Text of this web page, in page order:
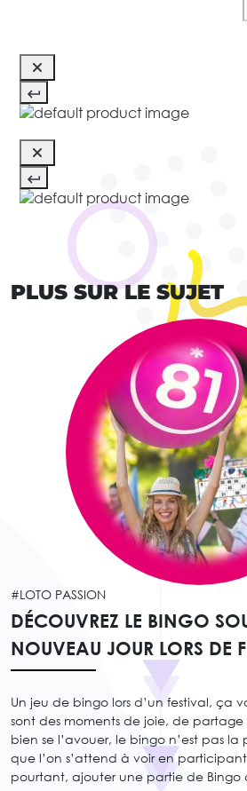
PLUS SUR LE SUJET
#LOTO PASSION
DÉCOUVREZ LE BINGO
NOUVEAU JOUR LORS DE
Un jeu de bingo lors d’un festival, ça
sont des moments de joie, de partage
bien se l’avouer, le bingo n’est pas
que l’on s’attend à voir en
pourtant, ajouter une partie de Bingo